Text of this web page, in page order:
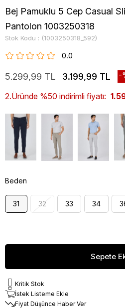
Bej Pamuklu 5 Cep Casual
Pantolon 1003250318
Stok Kodu (1003250318_592)
0.0
5.299,99 TL 3.199,99 TL
2.Üründe %50 indirimli fiyatı:
Beden
31 32 33 34
Kritik Stok
İstek Listeme Ekle
Fiyat Düşünce Haber Ver